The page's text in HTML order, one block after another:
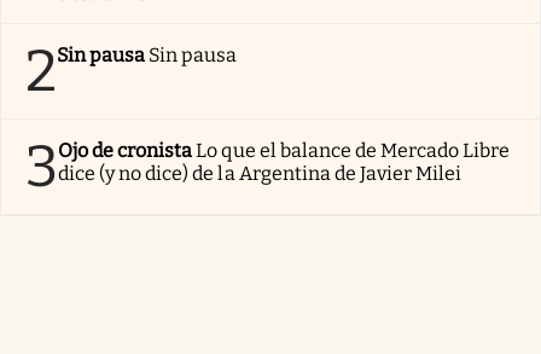
2Sin pausa Sin pausa
3Ojo de cronistaLo que el balance de Mercado Libre
dice (y no dice) de la Argentina de Javier Milei